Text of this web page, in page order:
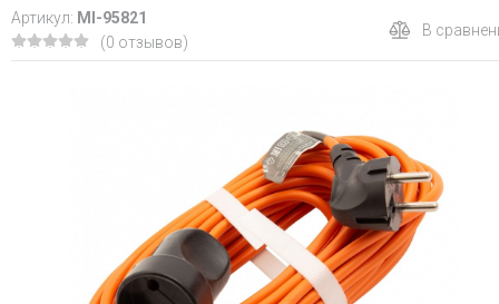
Артикул: MI-95821
(0 отзывов)
В